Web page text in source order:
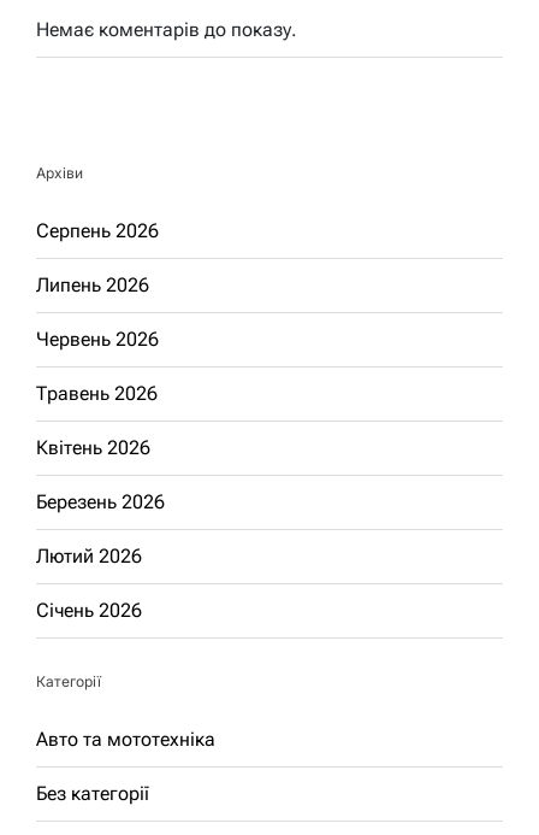
Немає коментарів до показу.
Архіви
Серпень 2026
Липень 2026
Червень 2026
Травень 2026
Квітень 2026
Березень 2026
Лютий 2026
Січень 2026
Категорії
Авто та мототехніка
Без категорії